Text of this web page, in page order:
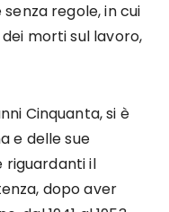
regole, in cui
morti sul lavoro,
Cinquanta, si è
e delle sue
riguardanti il
dopo aver